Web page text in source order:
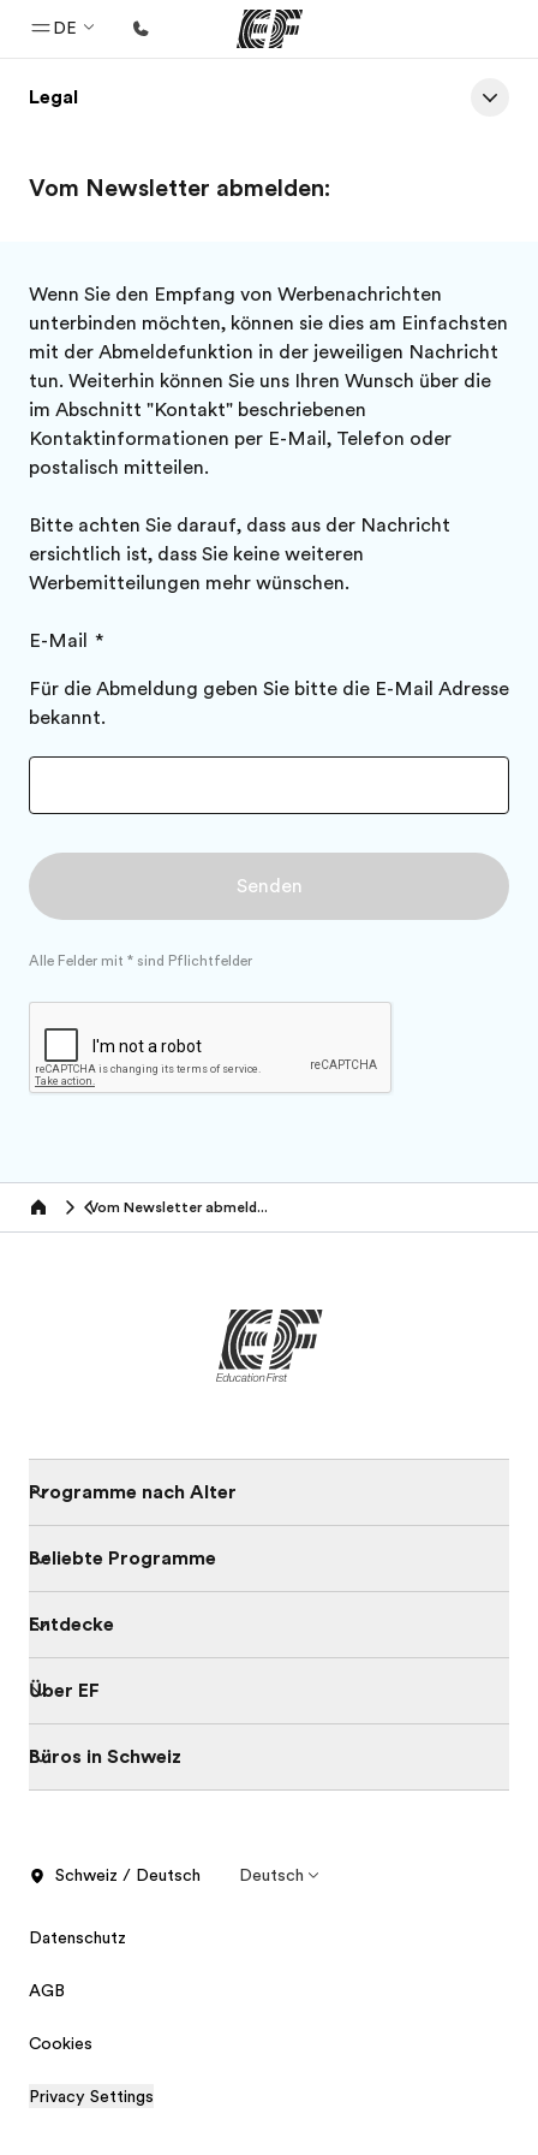
DE
Home
Programme
Büros
Büros in der Nähe
Über uns
Wer wir sind
Karriere
Legal
Vom Newsletter abmelden:
Wenn Sie den Empfang von Werbenachrichten
unterbinden möchten, können sie dies am Einfachsten
mit der Abmeldefunktion in der jeweiligen Nachricht
tun. Weiterhin können Sie uns Ihren Wunsch über die
im Abschnitt "Kontakt" beschriebenen
Kontaktinformationen per E-Mail, Telefon oder
postalisch mitteilen.
Bitte achten Sie darauf, dass aus der Nachricht
ersichtlich ist, dass Sie keine weiteren
Werbemitteilungen mehr wünschen.
E-Mail
Für die Abmeldung geben Sie bitte die E-Mail Adresse
bekannt.
Senden
Alle Felder mit * sind Pflichtfelder
Home Vom Newsletter abmelden:
Programme nach Alter
Beliebte Programme
Entdecke
Über EF
Büros in Schweiz
Schweiz / Deutsch Deutsch
Datenschutz
AGB
Cookies
Privacy Settings